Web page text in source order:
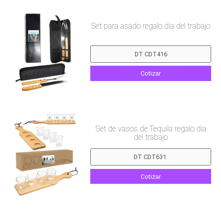
Set para asado regalo dia del trabajo
Cotizar
Set de vasos de Tequila regalo dia
del trabajo
Cotizar